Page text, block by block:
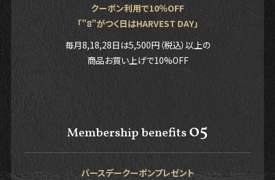
クーポン利用で10％OFF
「”8”がつく日はHARVEST DAY」
毎月8,18,28日は5,500円（税込）以上の
商品お買い上げで10%OFF
Membership benefits05
バースデークーポンプレゼント